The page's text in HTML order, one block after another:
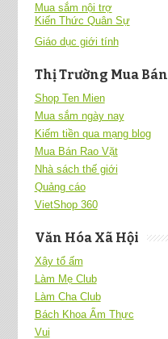
Mua sắm nội trợ
Kiến Thức Quân Sự
Giáo dục giới tính
Thị Trường Mua Bán
Shop Ten Mien
Mua sắm ngày nay
Kiếm tiền qua mạng blog
Mua Bán Rao Vặt
Nhà sách thế giới
Quảng cáo
VietShop 360
Văn Hóa Xã Hội
Xây tổ ấm
Làm Mẹ Club
Làm Cha Club
Bách Khoa Ẩm Thực
Vui